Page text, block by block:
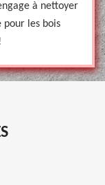
à nettoyer
pour les bois